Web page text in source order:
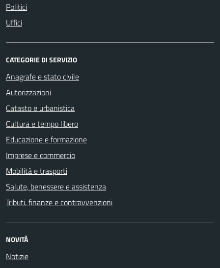
Politici
Uffici
CATEGORIE DI SERVIZIO
Anagrafe e stato civile
Autorizzazioni
Catasto e urbanistica
Cultura e tempo libero
Educazione e formazione
Imprese e commercio
Mobilità e trasporti
Salute, benessere e assistenza
Tributi, finanze e contravvenzioni
NOVITÀ
Notizie